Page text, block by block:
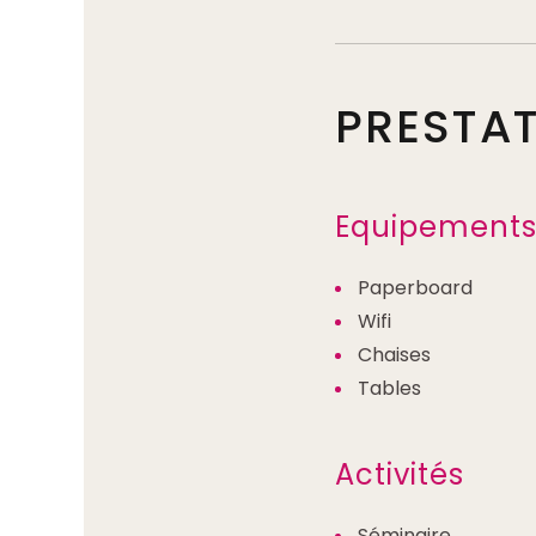
Equipements
Paperboard
Wifi
Chaises
Tables
Activités